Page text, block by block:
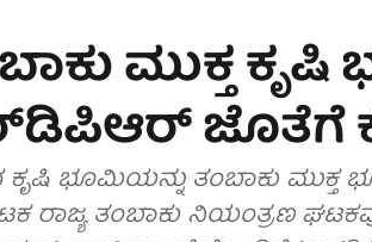
ಮುಕ್ತ
ಜೊತೆಗೆ
ಕೃಷಿ ಭೂಮಿಯನ್ನು ತಂಬಾಕು
ರಾಜ್ಯ ತಂಬಾಕು ನಿಯಂತ್ರಣ